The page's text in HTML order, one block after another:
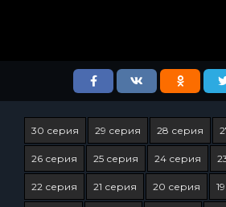
30 серия 29 серия 28 серия
26 серия 25 серия 24 серия
22 серия 21 серия 20 серия